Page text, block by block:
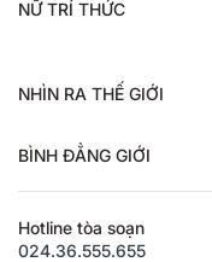
NỮ TRÍ THỨC
NHÌN RA THẾ GIỚI
BÌNH ĐẲNG GIỚI
Hotline tòa soạn
024.36.555.655